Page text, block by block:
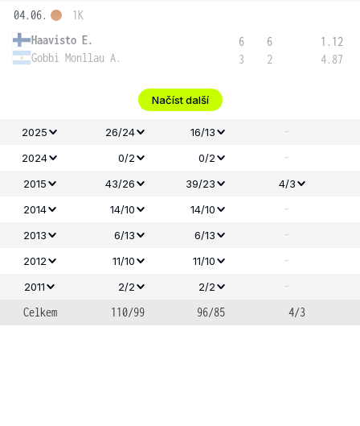
04.06.
Haavisto E.
Gobbi Monllau A.
1K
6
3
6
2
1.12
4.87
Načíst další
2025 26/24 16/13 -
2024 0/2 0/2 -
2015 43/26 39/23
4/3
2014
14/10 14/10 -
2013 6/13 6/13 -
2012 11/10 11/10 -
2011 2/2 2/2
-
Celkem
110/99 96/85 4/3